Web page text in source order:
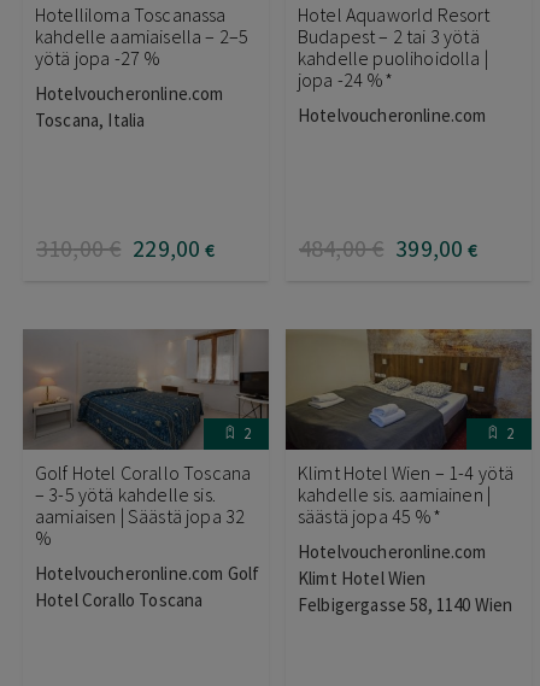
Hotelliloma Toscanassa
kahdelle aamiaisella – 2–5
yötä jopa -27 %
Hotelvoucheronline.com
Toscana, Italia
310,00€ 229,00 €
Hotel Aquaworld Resort
Budapest – 2 tai 3 yötä
kahdelle puolihoidolla |
jopa -24 %*
Hotelvoucheronline.com
484,00€ 399,00 €
2
Golf Hotel Corallo Toscana
– 3-5 yötä kahdelle sis.
aamiaisen | Säästä jopa 32
%
Hotelvoucheronline.com Golf
Hotel Corallo Toscana
2
Klimt Hotel Wien – 1-4 yötä
kahdelle sis. aamiainen |
säästä jopa 45 %*
Hotelvoucheronline.com
Klimt Hotel Wien
Felbigergasse 58, 1140 Wien